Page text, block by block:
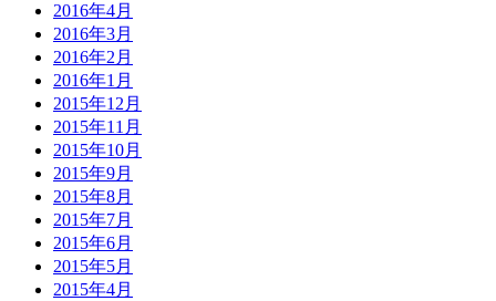
2016年4月
2016年3月
2016年2月
2016年1月
2015年12月
2015年11月
2015年10月
2015年9月
2015年8月
2015年7月
2015年6月
2015年5月
2015年4月